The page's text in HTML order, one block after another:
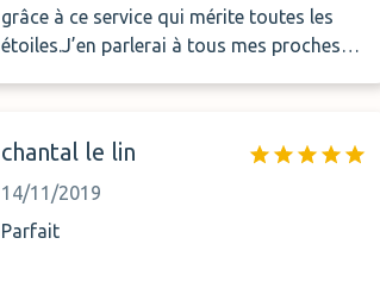
grâce à ce service qui mérite toutes les
étoiles.J’en parlerai à tous mes proches
chantal le lin
14/11/2019
Parfait